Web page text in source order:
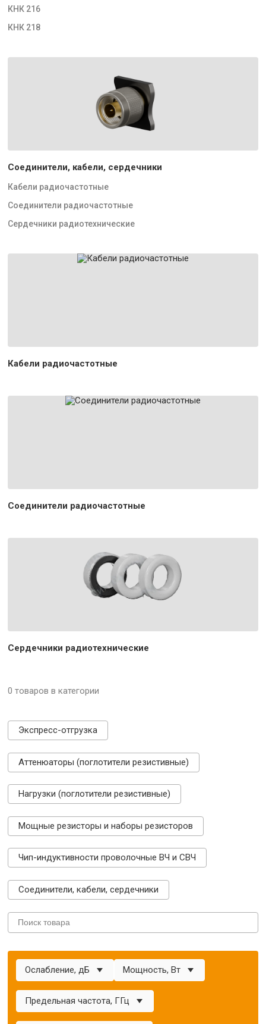
КНК 216
КНК 218
Соединители, кабели, сердечники
Кабели радиочастотные
Соединители радиочастотные
Сердечники радиотехнические
Кабели радиочастотные
Соединители радиочастотные
Сердечники радиотехнические
0 товаров в категории
Экспресс-отгрузка
Аттенюаторы (поглотители резистивные)
Нагрузки (поглотители резистивные)
Мощные резисторы и наборы резисторов
Чип-индуктивности проволочные ВЧ и СВЧ
Соединители, кабели, сердечники
Ослабление, дБ Мощность, Вт
Предельная частота, ГГц